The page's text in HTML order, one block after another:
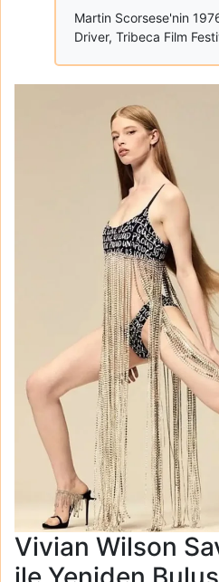
Martin Scorsese'nin
Driver, Tribeca Film
Vivian Wilson